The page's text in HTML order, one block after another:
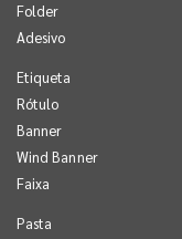
Folder
Adesivo
Etiqueta
Rótulo
Banner
Wind Banner
Faixa
Pasta